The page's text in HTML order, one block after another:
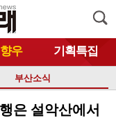
향우 기획특집
부산소식
은 설악산에서